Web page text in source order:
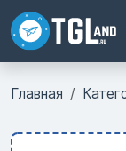
Главная